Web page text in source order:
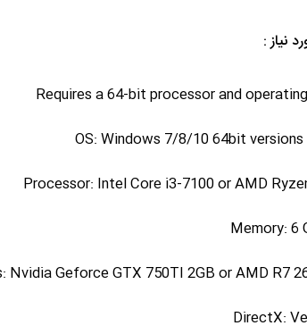
نیاز :
Requires a 64-bit processor and
OS: Windows 7/8/10 64bit versions
Processor: Intel Core i3-7100 or AMD
Memory: 6
Nvidia Geforce GTX 750TI 2GB or AMD R7
DirectX: